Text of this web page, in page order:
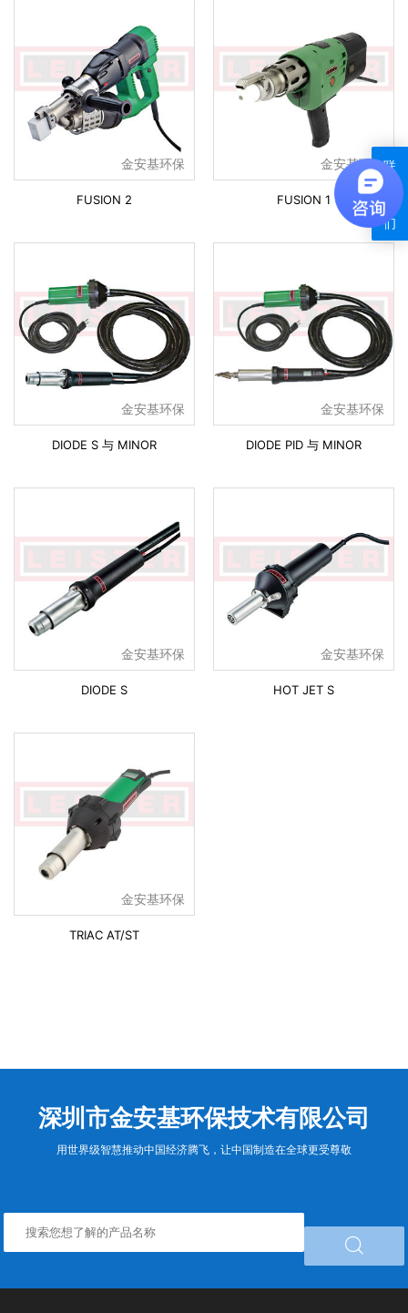
金安基环保
FUSION 2
金安基环保
FUSION 1
金安基环保
DIODE S 与 MINOR
金安基环保
DIODE PID 与 MINOR
金安基环保
DIODE S
金安基环保
HOT JET S
金安基环保
TRIAC AT/ST
深圳市金安基环保技术有限公司
用世界级智慧推动中国经济腾飞，让中国制造在全球更受尊敬

联
我
们